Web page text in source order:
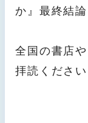
か』最終結論
全国の書店
拝読ください